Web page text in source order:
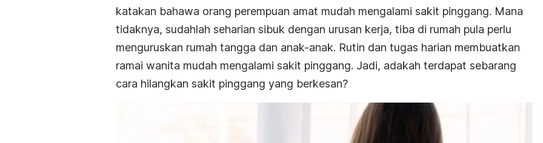
katakan bahawa orang perempuan amat mudah mengalami sakit pinggang. Mana
tidaknya, sudahlah seharian sibuk dengan urusan kerja, tiba di rumah pula perlu
menguruskan rumah tangga dan anak-anak. Rutin dan tugas harian membuatkan
ramai wanita mudah mengalami sakit pinggang. Jadi, adakah terdapat sebarang
cara hilangkan sakit pinggang yang berkesan?